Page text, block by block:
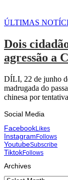
ÚLTIMAS
Dois
agressão a
DÍLI, 22 de junho
madrugada do
chinesa por
Social Media
FacebookLikes
InstagramFollows
YoutubeSubscribe
TiktokFollows
Archives